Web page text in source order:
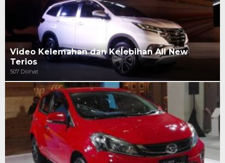
Video Kelemahan dan Kelebihan All New
Terios
507 Dilihat